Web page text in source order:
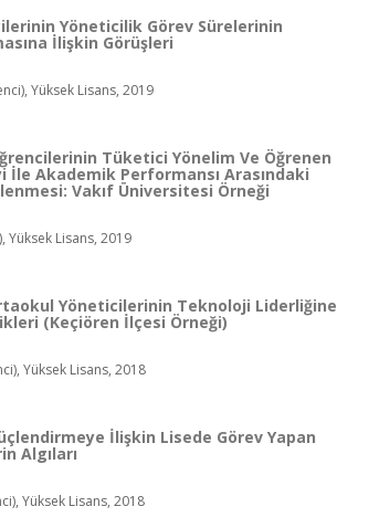
Yöneticilik Görev Sürelerinin
İlişkin Görüşleri
Yüksek Lisans, 2019
Tüketici Yönelim Ve Öğrenen
İle Akademik Performansı Arasındaki
Vakıf Üniversitesi Örneği
Yüksek Lisans, 2019
Yöneticilerinin Teknoloji Liderliğine
(Keçiören İlçesi Örneği)
Yüksek Lisans, 2018
İlişkin Lisede Görev Yapan
Algıları
Yüksek Lisans, 2018